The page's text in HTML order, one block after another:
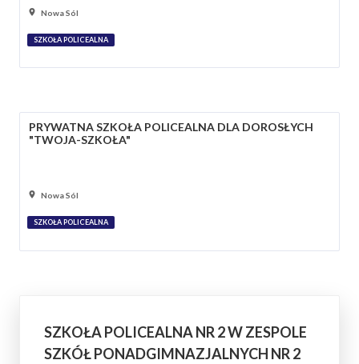
Nowa Sól
SZKOŁA POLICEALNA
PRYWATNA SZKOŁA POLICEALNA DLA DOROSŁYCH
"TWOJA-SZKOŁA"
Nowa Sól
SZKOŁA POLICEALNA
SZKOŁA POLICEALNA NR 2 W ZESPOLE
SZKÓŁ PONADGIMNAZJALNYCH NR 2